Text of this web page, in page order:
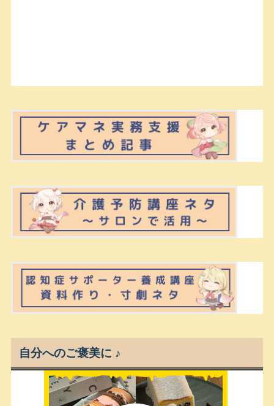
自分へのご褒美に ♪